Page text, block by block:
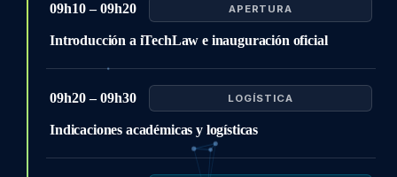
09h10 – 09h20 APERTURA
Introducción a iTechLaw e inauguración oficial
09h20 – 09h30 LOGÍSTICA
Indicaciones académicas y logísticas